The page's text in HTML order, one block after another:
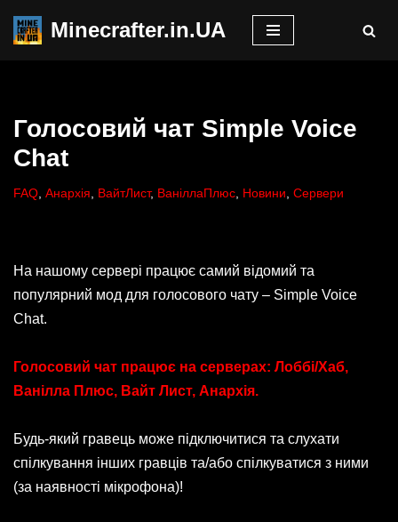
Перейти
Minecrafter.in.UA
Голосовий чат Simple Voice
Chat
FAQ Анархія ВайтЛист, ВаніллаПлюс Новини Сервери
На нашому сервері працює самий відомий та
популярний мод для голосового чату – Simple Voice
Chat.
Голосовий чат працює на серверах: Лоббі/Хаб,
Ванілла Плюс, Вайт Лист, Анархія.
Будь-який гравець може підключитися та слухати
спілкування інших гравців та/або спілкуватися з ними
(за наявності мікрофона)!